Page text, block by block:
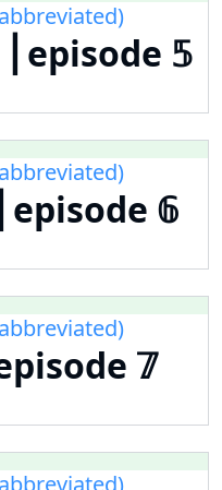
⎜episode 𝟝
𝟞
𝟟